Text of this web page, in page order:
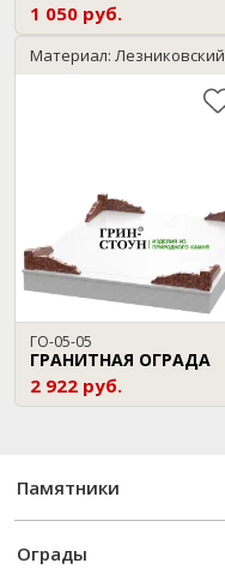
1 050 руб.
Материал: Лезниковский
ГО-05-05
ГРАНИТНАЯ ОГРАДА
2 922 руб.
Памятники
Ограды